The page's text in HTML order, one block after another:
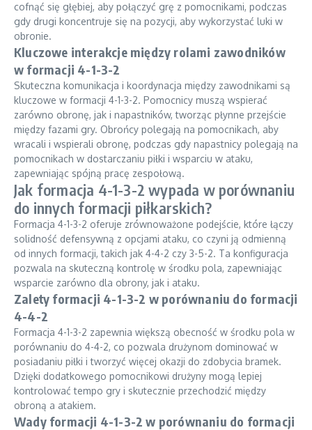
cofnąć się głębiej, aby połączyć grę z pomocnikami, podczas
gdy drugi koncentruje się na pozycji, aby wykorzystać luki w
obronie.
Kluczowe interakcje między rolami zawodników
w formacji 4-1-3-2
Skuteczna komunikacja i koordynacja między zawodnikami są
kluczowe w formacji 4-1-3-2. Pomocnicy muszą wspierać
zarówno obronę, jak i napastników, tworząc płynne przejście
między fazami gry. Obrońcy polegają na pomocnikach, aby
wracali i wspierali obronę, podczas gdy napastnicy polegają na
pomocnikach w dostarczaniu piłki i wsparciu w ataku,
zapewniając spójną pracę zespołową.
Jak formacja 4-1-3-2 wypada w porównaniu
do innych formacji piłkarskich?
Formacja 4-1-3-2 oferuje zrównoważone podejście, które łączy
solidność defensywną z opcjami ataku, co czyni ją odmienną
od innych formacji, takich jak 4-4-2 czy 3-5-2. Ta konfiguracja
pozwala na skuteczną kontrolę w środku pola, zapewniając
wsparcie zarówno dla obrony, jak i ataku.
Zalety formacji 4-1-3-2 w porównaniu do formacji
4-4-2
Formacja 4-1-3-2 zapewnia większą obecność w środku pola w
porównaniu do 4-4-2, co pozwala drużynom dominować w
posiadaniu piłki i tworzyć więcej okazji do zdobycia bramek.
Dzięki dodatkowego pomocnikowi drużyny mogą lepiej
kontrolować tempo gry i skutecznie przechodzić między
obroną a atakiem.
Wady formacji 4-1-3-2 w porównaniu do formacji